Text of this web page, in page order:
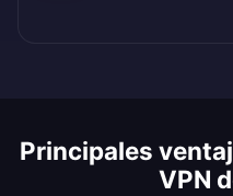
Principales
VPN